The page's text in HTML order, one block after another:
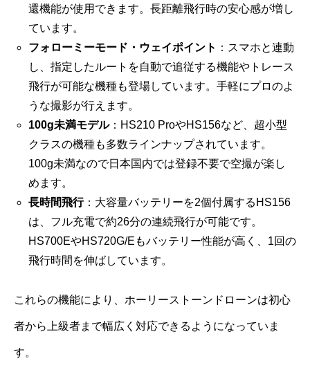
還機能が使用できます。長距離飛行時の安心感が増し
ています。
フォローミーモード・ウェイポイント ：スマホと連動
し、指定したルートを自動で追従する機能やトレース
飛行が可能な機種も登場しています。手軽にプロのよ
うな撮影が行えます。
100g未満モデル：HS210 ProやHS156など、超小型
クラスの機種も多数ラインナップされています。
100g未満なので日本国内では登録不要で空撮が楽し
めます。
長時間飛行：大容量バッテリーを2個付属するHS156
は、フル充電で約26分の連続飛行が可能です。
HS700EやHS720G/Eもバッテリー性能が高く、1回の
飛行時間を伸ばしています。
これらの機能により、ホーリーストーンドローンは初心
者から上級者まで幅広く対応できるようになっていま
す。